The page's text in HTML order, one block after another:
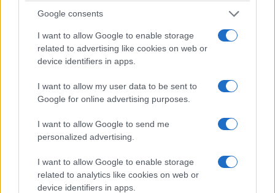
Google consents
I want to allow Google to enable storage
related to advertising like cookies on web or
device identifiers in apps.
I want to allow my user data to be sent to
Google for online advertising purposes.
I want to allow Google to send me
personalized advertising.
I want to allow Google to enable storage
related to analytics like cookies on web or
device identifiers in apps.
ΑΜΥΝΑ
ΓΕΕΘΑ: Εγκαινιάστηκαν οι νέες εγκαταστάσεις
της Διεύθυνσης Πληροφορικής και
22/06/2026 - 10:04μμ